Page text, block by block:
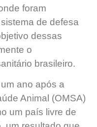
foram
de defesa
dessas
o
brasileiro.
ano após a
Animal (OMSA)
um país livre de